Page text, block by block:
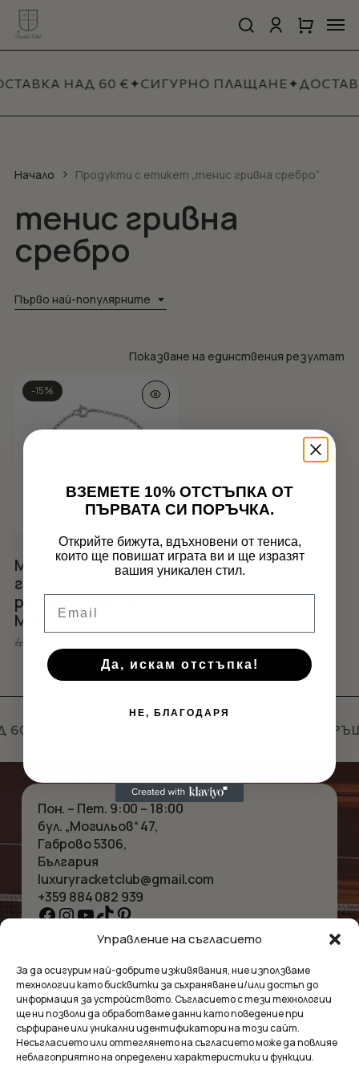
Управление на съгласието
За да осигурим най-добрите изживявания, ние използваме
технологии като бисквитки за съхраняване и/или достъп до
информация за устройството. Съгласието с тези технологии
ще ни позволи да обработваме данни като поведение при
сърфиране или уникални идентификатори на този сайт.
Несъгласието или оттеглянето на съгласието може да повлияе
неблагоприятно на определени характеристики и функции.
Skip
main
search account
Количка
Cart
Нямате артикули в количката.
GO TO SHOP
НАД 60 €✦СИГУРНО ПЛАЩАНЕ✦
Начало Продукти с етикет „тенис гривна сребро“
тенис гривна
сребро
Първо най-популярните
Показване на единствения резултат
-15%
This
product
options
may
chosen
on
the
product
Мъжка сребърна
гривна с тенис
ракета и топка
Match Point
48.00
was:
цена
е:
€ БЕЗПЛАТНО
Пон. – Пет. 9:00 – 18:00
бул. „Могильов“ 47,
Габрово 5306,
България
luxuryracketclub@gmail.com
+359 884 082 939
Facebook
Instagram
YouTube
TikTok
Pinterest
НАЧАЛО
ЗА НАС
МАГАЗИНЪТ
КОНТАКТ
КОЛЕКЦИИ
КОЛИЕТА
ГРИВНИ
ВИСУЛКИ
ОБЕЦИ
АКСЕСОАРИ
ПОВЕРИТЕЛНОСТ
УСЛОВИЯ
ВЗЕМЕТЕ 10% ОТСТЪПКА ОТ
ПЪРВАТА СИ ПОРЪЧКА.
Открийте бижута, вдъхновени от тениса,
които ще повишат играта ви и ще изразят
вашия уникален стил.
Да, искам отстъпка!
НЕ, БЛАГОДАРЯ